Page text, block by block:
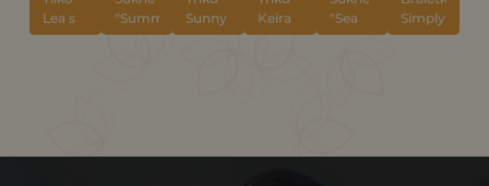
Lea s
všitou
"Summer
morning"
Sunny
"Indigo"
Keira
"Indigo"
"Sea
garden"
Simply
Indigo